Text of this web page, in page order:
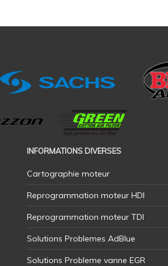
INFORMATIONS DIVERSES
Cartographie moteur
Reprogrammation moteur HDI
Reprogrammation moteur TDI
Solutions Problemes AdBlue
Solutions Probleme vanne EGR